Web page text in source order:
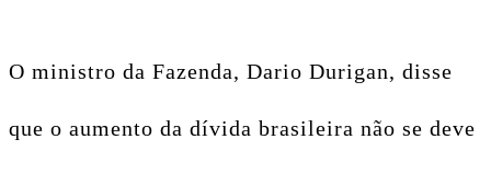
O ministro da Fazenda, Dario Durigan, disse
que o aumento da dívida brasileira não se deve